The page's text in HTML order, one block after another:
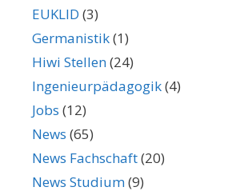
EUKLID (3)
Germanistik(1)
Hiwi Stellen(24)
Ingenieurpädagogik(4)
Jobs (12)
News (65)
News Fachschaft(20)
News Studium(9)